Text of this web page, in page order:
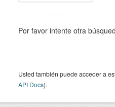
Por favor intente otra
Usted también puede acceder a
API Docs).